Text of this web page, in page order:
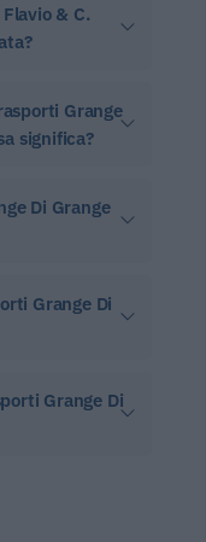
& C.
Grange
significa?
Di Grange
Grange Di
Grange Di